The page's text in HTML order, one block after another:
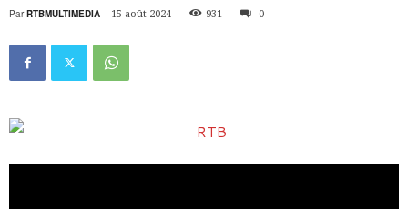
Par RTBMULTIMEDIA - 15 août 2024 931 0